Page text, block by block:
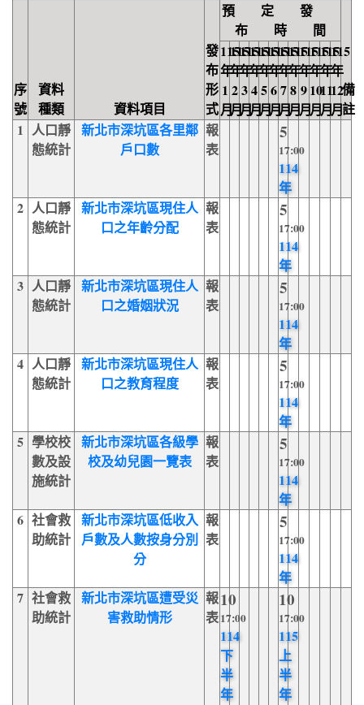
序
號
資料
種類
資料項目
發
布
形
式
預 定 發
布 時 間
備
註
115
年
1
月
115
年
2
月
115
年
3
月
115
年
4
月
115
年
5
月
115
年
6
月
115
年
7
月
115
年
8
月
115
年
9
月
115
年
10
月
115
年
11
月
115
年
12
月
1 人口靜
態統計
新北市深坑區各里鄰
戶口數
報
表
5
17:00
114
年
2 人口靜
態統計
新北市深坑區現住人
口之年齡分配
報
表
5
17:00
114
年
3 人口靜
態統計
新北市深坑區現住人
口之婚姻狀況
報
表
5
17:00
114
年
4 人口靜
態統計
新北市深坑區現住人
口之教育程度
報
表
5
17:00
114
年
5 學校校
數及設
施統計
新北市深坑區各級學
校及幼兒園一覽表
報
表
5
17:00
114
年
6 社會救
助統計
新北市深坑區低收入
戶數及人數按身分別
分
報
表
5
17:00
114
年
7 社會救
助統計
新北市深坑區遭受災
害救助情形
報
表
10
17:00
114
下
半
年
10
17:00
115
上
半
年